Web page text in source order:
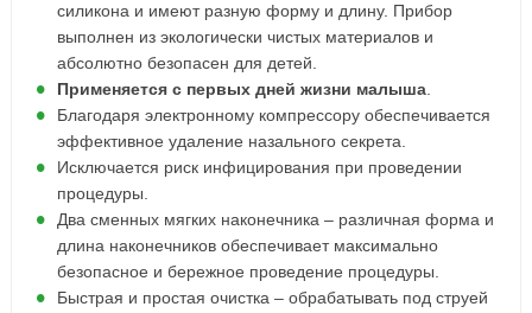
силикона и имеют разную форму и длину. Прибор
выполнен из экологически чистых материалов и
абсолютно безопасен для детей.
Применяется с первых дней жизни малыша.
Благодаря электронному компрессору обеспечивается
эффективное удаление назального секрета.
Исключается риск инфицирования при проведении
процедуры.
Два сменных мягких наконечника – различная форма и
длина наконечников обеспечивает максимально
безопасное и бережное проведение процедуры.
Быстрая и простая очистка – обрабатывать под струей